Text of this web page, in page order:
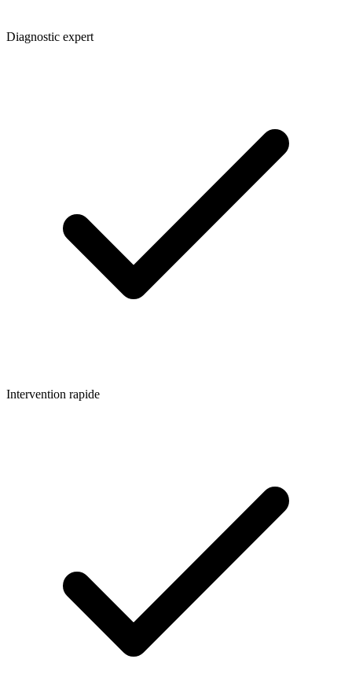
Diagnostic expert
Intervention rapide